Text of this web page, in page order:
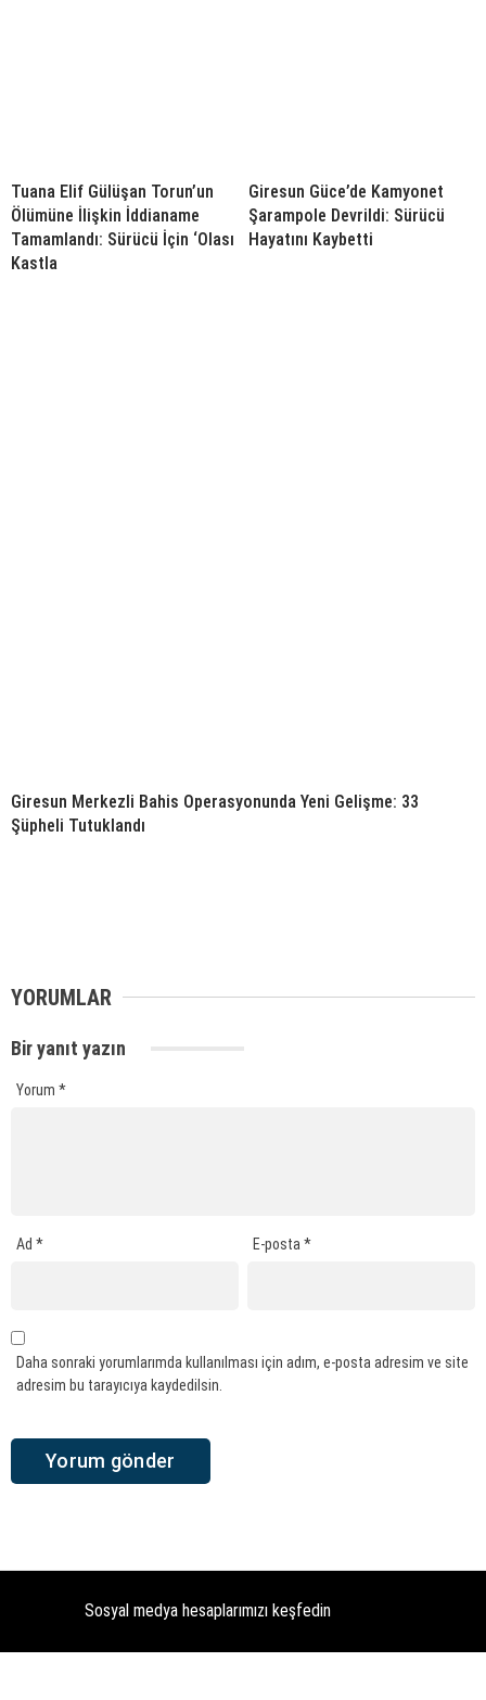
Tuana Elif Gülüşan Torun’un
Ölümüne İlişkin İddianame
Tamamlandı: Sürücü İçin ‘Olası
Kastla
Giresun Güce’de Kamyonet
Şarampole Devrildi: Sürücü
Hayatını Kaybetti
Giresun Merkezli Bahis Operasyonunda Yeni Gelişme: 33
Şüpheli Tutuklandı
YORUMLAR
Bir yanıt yazın
Yorum *
Ad * E-posta*
Daha sonraki yorumlarımda kullanılması için adım, e-posta adresim ve site
adresim bu tarayıcıya kaydedilsin.
Sosyal medya hesaplarımızı keşfedin